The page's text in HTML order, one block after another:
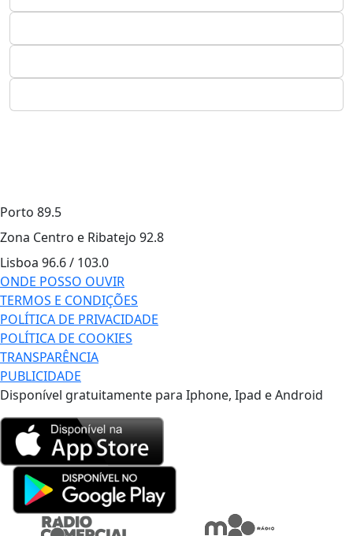
Porto 89.5
Zona Centro e Ribatejo 92.8
Lisboa 96.6 / 103.0
ONDE POSSO OUVIR
TERMOS E CONDIÇÕES
POLÍTICA DE PRIVACIDADE
POLÍTICA DE COOKIES
TRANSPARÊNCIA
PUBLICIDADE
Disponível gratuitamente para Iphone, Ipad e Android